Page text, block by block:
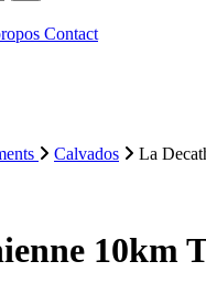
Contact
Calvados
La
10km